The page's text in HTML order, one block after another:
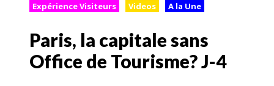
Expérience Visiteurs Videos A la Une
Paris, la capitale sans
Office de Tourisme? J-4